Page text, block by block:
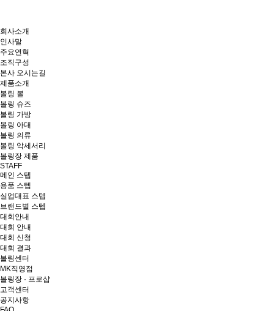
회사소개
인사말
주요연혁
조직구성
본사 오시는길
제품소개
볼링 볼
볼링 슈즈
볼링 가방
볼링 아대
볼링 의류
볼링 악세서리
볼링장 제품
STAFF
메인 스텝
용품 스텝
실업대표 스텝
브랜드별 스텝
대회안내
대회 안내
대회 신청
대회 결과
볼링센터
MK직영점
볼링장 · 프로샵
고객센터
공지사항